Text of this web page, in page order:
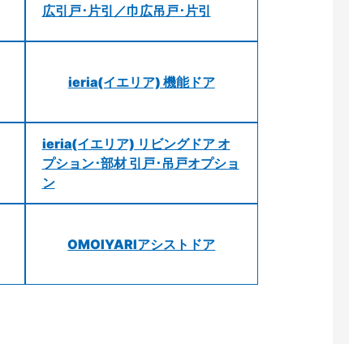
広引戸･片引／巾広吊戸･片引
ieria(イエリア) 機能ドア
ieria(イエリア) リビングドア オ
プション･部材 引戸･吊戸オプショ
ン
OMOIYARIアシストドア